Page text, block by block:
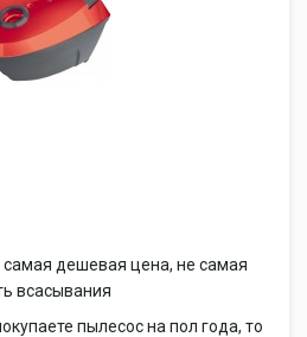
самая дешевая цена, не самая
всасывания
пылесос на пол года, то